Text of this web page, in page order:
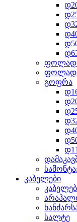
გოფრა
კაბელები
სალტე